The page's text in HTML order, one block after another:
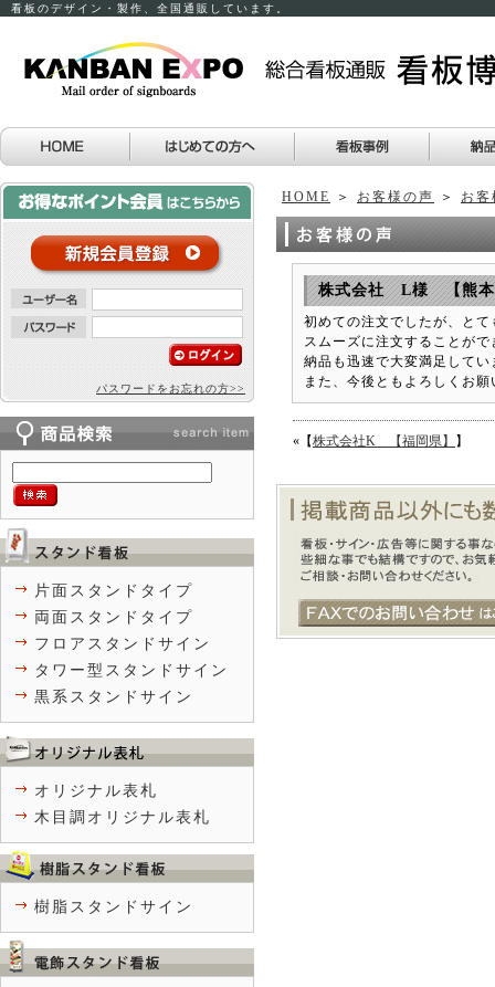
看板のデザイン・製作、全国通販しています。
HOME ＞ お客様の声 ＞ お
株式会社 L様 【熊本
初めての注文でしたが、と
スムーズに注文することがで
納品も迅速で大変満足してい
また、今後ともよろしくお
«【株式会社K 【福岡県】 】
パスワードをお忘れの方>>
片面スタンドタイプ
両面スタンドタイプ
フロアスタンドサイン
タワー型スタンドサイン
黒系スタンドサイン
オリジナル表札
木目調オリジナル表札
樹脂スタンドサイン